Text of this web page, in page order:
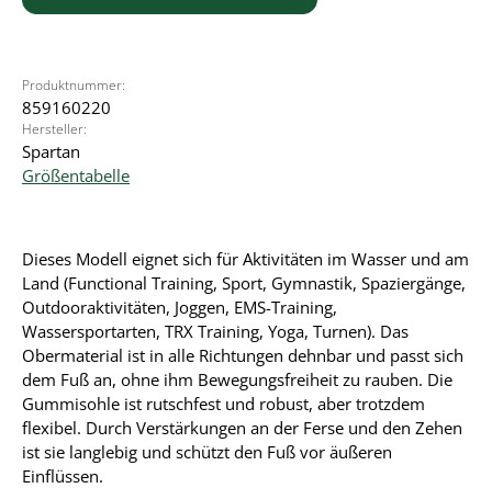
Produktnummer:
859160220
Hersteller:
Spartan
Größentabelle
Dieses Modell eignet sich für Aktivitäten im Wasser und am
Land (Functional Training, Sport, Gymnastik, Spaziergänge,
Outdooraktivitäten, Joggen, EMS-Training,
Wassersportarten, TRX Training, Yoga, Turnen). Das
Obermaterial ist in alle Richtungen dehnbar und passt sich
dem Fuß an, ohne ihm Bewegungsfreiheit zu rauben. Die
Gummisohle ist rutschfest und robust, aber trotzdem
flexibel. Durch Verstärkungen an der Ferse und den Zehen
ist sie langlebig und schützt den Fuß vor äußeren
Einflüssen.